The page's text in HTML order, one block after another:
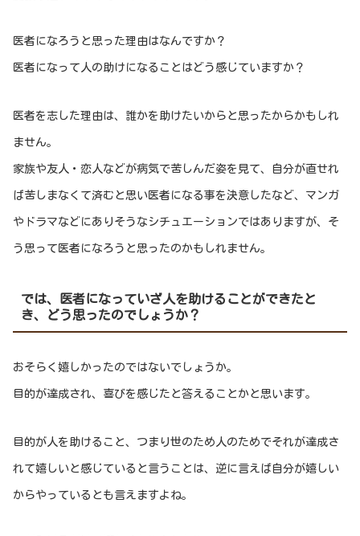
医者になろうと思った理由はなんですか？
医者になって人の助けになることはどう感じていますか？
医者を志した理由は、誰かを助けたいからと思ったからかもしれ
ません。
家族や友人・恋人などが病気で苦しんだ姿を見て、自分が直せれ
ば苦しまなくて済むと思い医者になる事を決意したなど、マンガ
やドラマなどにありそうなシチュエーションではありますが、そ
う思って医者になろうと思ったのかもしれません。
では、医者になっていざ人を助けることができたと
き、どう思ったのでしょうか？
おそらく嬉しかったのではないでしょうか。
目的が達成され、喜びを感じたと答えることかと思います。
目的が人を助けること、つまり世のため人のためでそれが達成さ
れて嬉しいと感じていると言うことは、逆に言えば自分が嬉しい
からやっているとも言えますよね。